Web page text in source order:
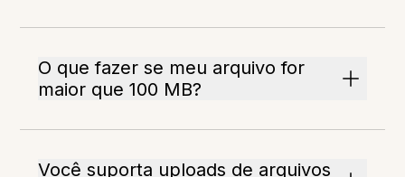
O que fazer se meu arquivo for
maior que 100 MB?
Você suporta uploads de arquivos